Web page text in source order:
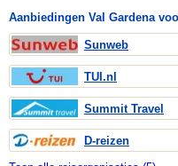
Aanbiedingen Val Gardena
Sunweb
TUI.nl
Summit Travel
D-reizen